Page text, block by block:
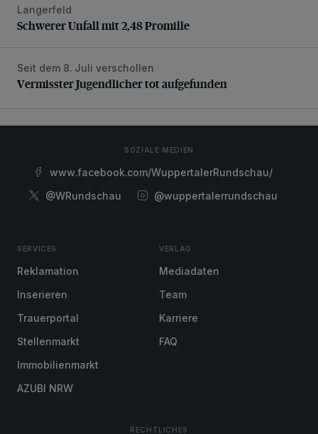
Schwerer Unfall mit 2,48 Promille
Langerfeld
Schwerer Unfall mit 2,48 Promille
Vermisster Jugendlicher tot aufgefunden
Seit dem 8. Juli verschollen
Vermisster Jugendlicher tot aufgefunden
SOZIALE MEDIEN
www.facebook.com/WuppertalerRundschau/
@WRundschau
@wuppertalerrundschau
SERVICES
Reklamation
Inserieren
Trauerportal
Stellenmarkt
Immobilienmarkt
AZUBI NRW
VERLAG
Mediadaten
Team
Karriere
FAQ
RECHTLICHES